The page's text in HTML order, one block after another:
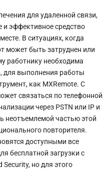
для удаленной связи,
эффективное средство
В ситуациях, когда
может быть затруднен или
работнику необходима
для выполнения работы
как MXRemote. С
связаться по телефонной
через PSTN или IP и
неотъемлемой частью этой
повторителя.
доступными все
бесплатной загрузки с
но для этого